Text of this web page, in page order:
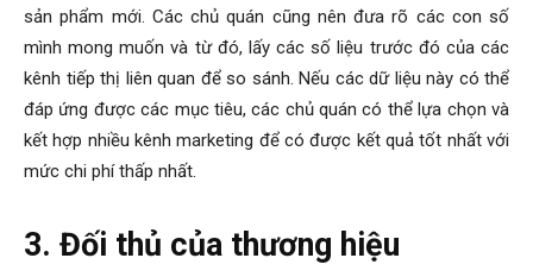
sản phẩm mới. Các chủ quán cũng nên đưa rõ các con số
mình mong muốn và từ đó, lấy các số liệu trước đó của các
kênh tiếp thị liên quan để so sánh. Nếu các dữ liệu này có thể
đáp ứng được các mục tiêu, các chủ quán có thể lựa chọn và
kết hợp nhiều kênh marketing để có được kết quả tốt nhất với
mức chi phí thấp nhất.
3. Đối thủ của thương hiệu